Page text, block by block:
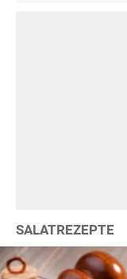
SALATREZEPTE